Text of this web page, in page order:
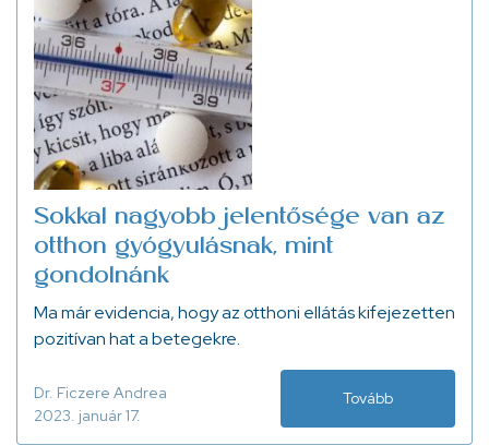
Sokkal nagyobb jelentősége van az
otthon gyógyulásnak, mint
gondolnánk
Ma már evidencia, hogy az otthoni ellátás kifejezetten
pozitívan hat a betegekre.
Dr. Ficzere Andrea
2023. január 17.
Tovább